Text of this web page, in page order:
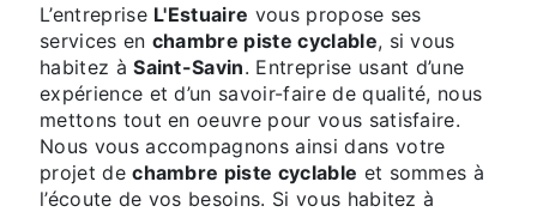
L’entreprise L'Estuaire vous propose ses
services en chambre piste cyclable, si vous
habitez àSaint-Savin. Entreprise usant d’une
expérience et d’un savoir-faire de qualité, nous
mettons tout en oeuvre pour vous satisfaire.
Nous vous accompagnons ainsi dans votre
projet dechambre piste cyclable et sommes à
l’écoute de vos besoins. Si vous habitez à